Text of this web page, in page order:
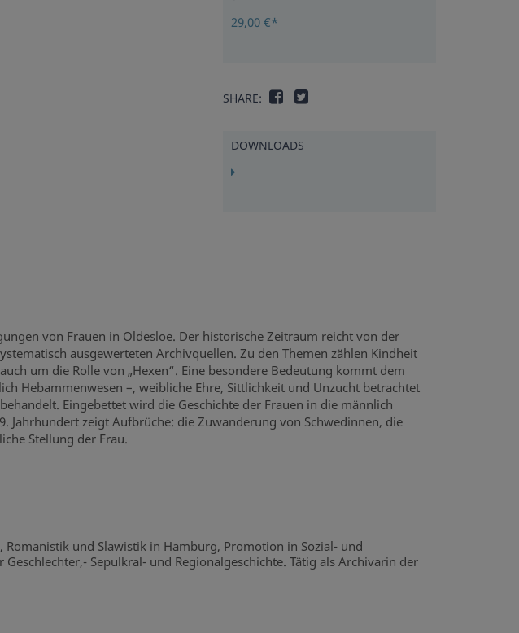
29,00 €*
SHARE:
DOWNLOADS
von Frauen in Oldesloe. Der historische Zeitraum reicht von der
ausgewerteten Archivquellen. Zu den Themen zählen Kindheit
um die Rolle von „Hexen“. Eine besondere Bedeutung kommt dem
Hebammenwesen –, weibliche Ehre, Sittlichkeit und Unzucht betrachtet
Eingebettet wird die Geschichte der Frauen in die männlich
Jahrhundert zeigt Aufbrüche: die Zuwanderung von Schwedinnen, die
Stellung der Frau.
Romanistik und Slawistik in Hamburg, Promotion in Sozial- und
Sepulkral- und Regionalgeschichte. Tätig als Archivarin der